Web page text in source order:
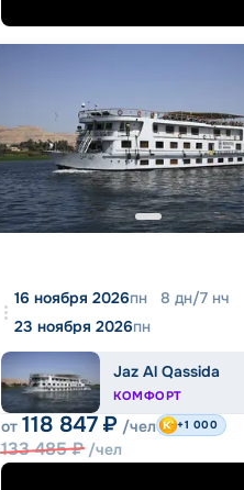
16 ноября 2026пн 8 дн/7 нч
23 ноября 2026пн
Jaz Al Qassida
КОМФОРТ
от 118 847 ₽ /чел
133 485₽ /чел
+1 000